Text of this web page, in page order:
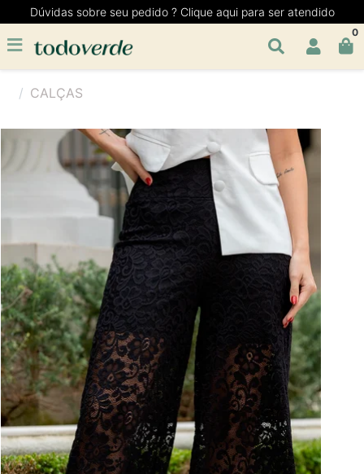
Dúvidas sobre seu pedido ? Clique aqui para ser atendido
0
CALÇAS